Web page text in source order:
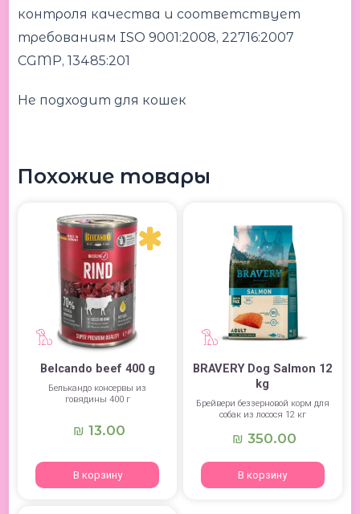
контроля качества и соответствует
требованиям ISO 9001:2008, 22716:2007
CGMP, 13485:201
Не подходит для кошек
Похожие товары
Belcando beef 400 g
Белькандо консервы из
говядины 400 г
₪ 13.00
В корзину
BRAVERY Dog Salmon 12
kg
Брейвери беззерновой корм для
собак из лосося 12 кг
₪ 350.00
В корзину